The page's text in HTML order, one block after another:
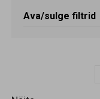
Ava/sulge filtrid